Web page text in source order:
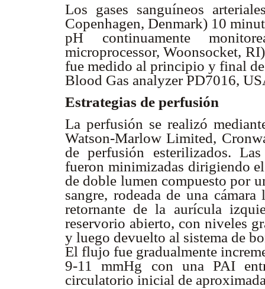
Los gases sanguíneos
Copenhagen, Denmark) 10
pH continuamente
microprocessor, Woonsocket,
fue medido al principio y final
Blood Gas analyzer PD7016,
Estrategias de perfusión
La perfusión se realizó
Watson-Marlow Limited,
de perfusión esterilizados.
fueron minimizadas dirigiendo
de doble lumen compuesto por
sangre, rodeada de una
retornante de la aurícula
reservorio abierto, con niveles
y luego devuelto al sistema de
El flujo fue gradualmente
9-11 mmHg con una PAI
circulatorio inicial de